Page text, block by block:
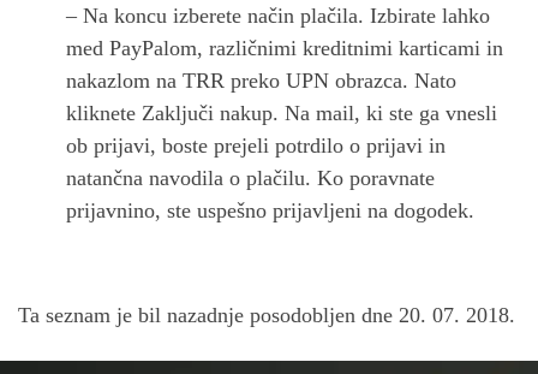
– Na koncu izberete način plačila. Izbirate lahko
med PayPalom, različnimi kreditnimi karticami in
nakazlom na TRR preko UPN obrazca. Nato
kliknete Zaključi nakup. Na mail, ki ste ga vnesli
ob prijavi, boste prejeli potrdilo o prijavi in
natančna navodila o plačilu. Ko poravnate
prijavnino, ste uspešno prijavljeni na dogodek.
Ta seznam je bil nazadnje posodobljen dne 20. 07. 2018.